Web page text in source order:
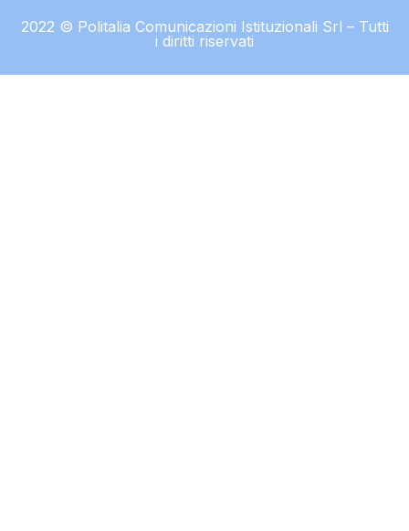
2022 © Politalia Comunicazioni Istituzionali Srl – Tutti
i diritti riservati